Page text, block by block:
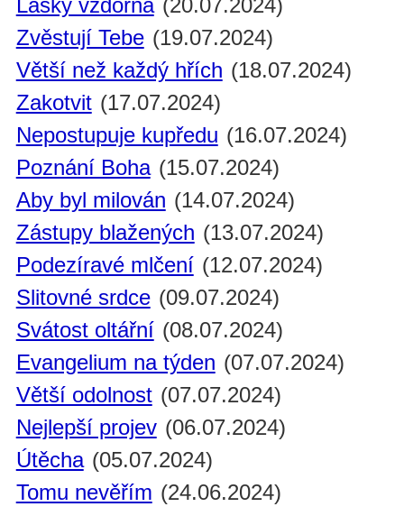
Lásky vzdorná (20.07.2024)
Zvěstují Tebe (19.07.2024)
Větší než každý hřích (18.07.2024)
Zakotvit (17.07.2024)
Nepostupuje kupředu (16.07.2024)
Poznání Boha (15.07.2024)
Aby byl milován (14.07.2024)
Zástupy blažených (13.07.2024)
Podezíravé mlčení (12.07.2024)
Slitovné srdce (09.07.2024)
Svátost oltářní (08.07.2024)
Evangelium na týden (07.07.2024)
Větší odolnost (07.07.2024)
Nejlepší projev (06.07.2024)
Útěcha (05.07.2024)
Tomu nevěřím (24.06.2024)